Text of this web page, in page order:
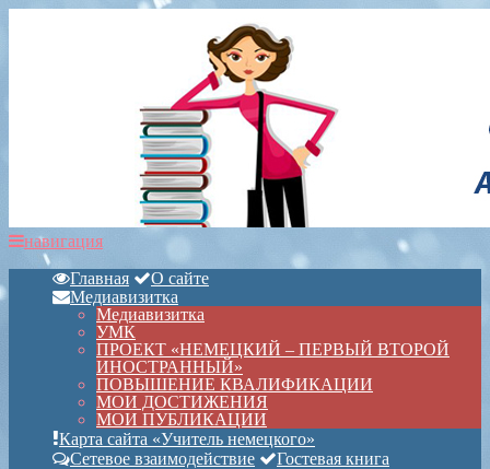
навигация
Главная
О сайте
Медиавизитка
Медиавизитка
УМК
ПРОЕКТ «НЕМЕЦКИЙ – ПЕРВЫЙ ВТОРОЙ
ИНОСТРАННЫЙ»
ПОВЫШЕНИЕ КВАЛИФИКАЦИИ
МОИ ДОСТИЖЕНИЯ
МОИ ПУБЛИКАЦИИ
Карта сайта «Учитель немецкого»
Сетевое взаимодействие
Гостевая книга